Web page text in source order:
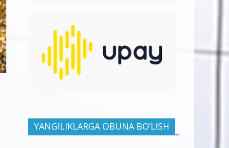
YANGILIKLARGA OBUNA BO’LISH